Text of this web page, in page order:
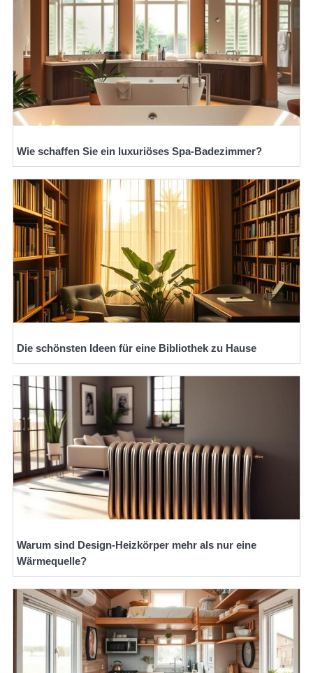
Wie schaffen Sie ein luxuriöses Spa-Badezimmer?
Die schönsten Ideen für eine Bibliothek zu Hause
Warum sind Design-Heizkörper mehr als nur eine
Wärmequelle?